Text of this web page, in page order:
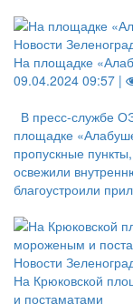
Новости
На площадке
09.04.2024 09:57 |
В пресс-службе
площадке
пропускные
освежили
благоустроили
Новости
На Крюковской
и постаматами